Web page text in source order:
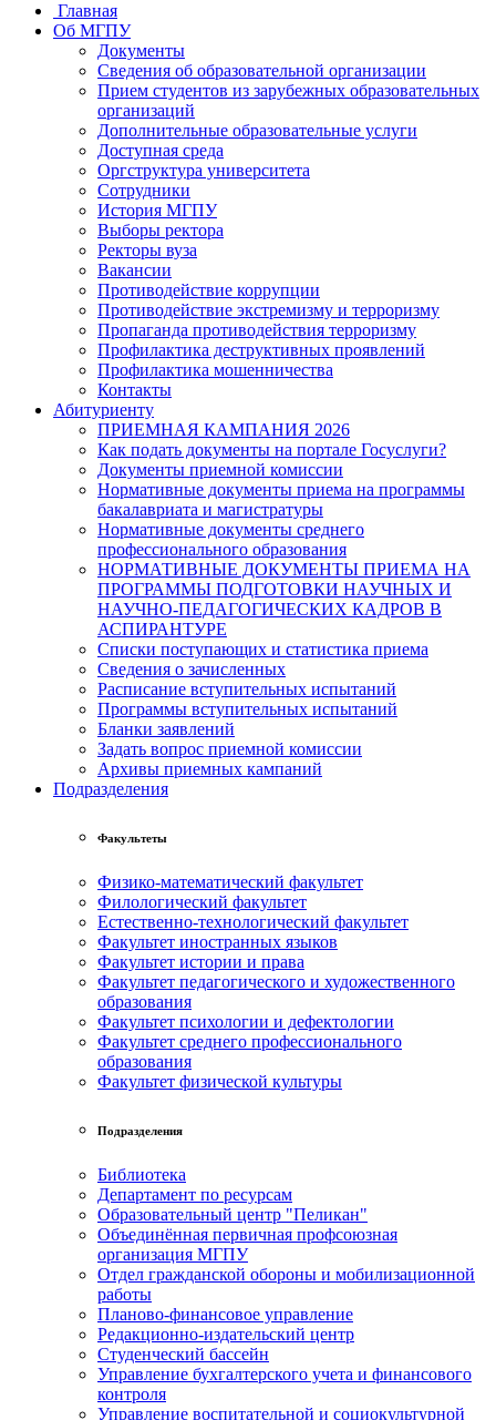
Главная
Об МГПУ
Документы
Сведения об образовательной организации
Прием студентов из зарубежных образовательных
организаций
Дополнительные образовательные услуги
Доступная среда
Оргструктура университета
Сотрудники
История МГПУ
Выборы ректора
Ректоры вуза
Вакансии
Противодействие коррупции
Противодействие экстремизму и терроризму
Пропаганда противодействия терроризму
Профилактика деструктивных проявлений
Профилактика мошенничества
Контакты
Абитуриенту
ПРИЕМНАЯ КАМПАНИЯ 2026
Как подать документы на портале Госуслуги?
Документы приемной комиссии
Нормативные документы приема на программы
бакалавриата и магистратуры
Нормативные документы среднего
профессионального образования
НОРМАТИВНЫЕ ДОКУМЕНТЫ ПРИЕМА НА
ПРОГРАММЫ ПОДГОТОВКИ НАУЧНЫХ И
НАУЧНО-ПЕДАГОГИЧЕСКИХ КАДРОВ В
АСПИРАНТУРЕ
Списки поступающих и статистика приема
Сведения о зачисленных
Расписание вступительных испытаний
Программы вступительных испытаний
Бланки заявлений
Задать вопрос приемной комиссии
Архивы приемных кампаний
Подразделения
Факультеты
Физико-математический факультет
Филологический факультет
Естественно-технологический факультет
Факультет иностранных языков
Факультет истории и права
Факультет педагогического и художественного
образования
Факультет психологии и дефектологии
Факультет среднего профессионального
образования
Факультет физической культуры
Подразделения
Библиотека
Департамент по ресурсам
Образовательный центр "Пеликан"
Объединённая первичная профсоюзная
организация МГПУ
Отдел гражданской обороны и мобилизационной
работы
Планово-финансовое управление
Редакционно-издательский центр
Студенческий бассейн
Управление бухгалтерского учета и финансового
контроля
Управление воспитательной и социокультурной